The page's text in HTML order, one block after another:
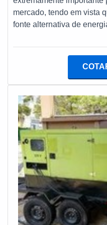
Energia existem as
quando o assunto for
geradores. Líder em
assistência técnica para
comprometida em
dia e é segura com seus
tendo espaço de alta
atividades e atua em
isso, somado a uma
atender as necessidades
eficiente, garantem o
a ponta. Aproveite a
mais sobre a empresa,
mercado, tendo em vista
fonte alternativa de
de luz.MAIS SOBRE
voltagem necessária
utilizados em obras e
dispensando ou
rede.Além disso, o
para assegurar a
segmentos. Por isso, é
empresa conceituada, já
não sejam prejudicadas
seguir alguns dos
essencial para o
energia: Reguladores de
resistentes ao tempo; O